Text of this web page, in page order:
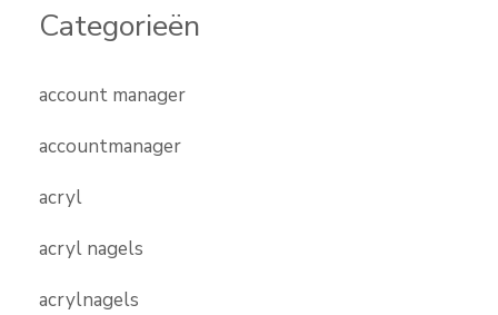
Categorieën
account manager
accountmanager
acryl
acryl nagels
acrylnagels